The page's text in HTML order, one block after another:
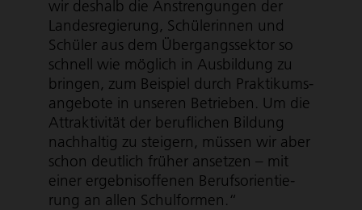
wir deshalb die Anstrengungen der
Landes­re­gie­rung, Schülerinnen und
Schüler aus dem Über­gangs­sektor so
schnell wie möglich in Ausbildung zu
bringen, zum Beispiel durch Prak­ti­kums­
an­ge­bote in unseren Betrieben. Um die
Attraktivität der beruflichen Bildung
nachhaltig zu steigern, müssen wir aber
schon deutlich früher ansetzen – mit
einer ergeb­nis­of­fenen Berufs­ori­en­tie­
rung an allen Schulformen.“